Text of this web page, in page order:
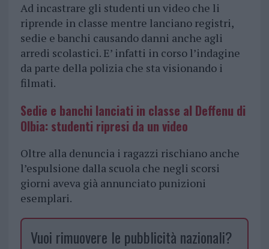
Ad incastrare gli studenti un video che li
riprende in classe mentre lanciano registri,
sedie e banchi causando danni anche agli
arredi scolastici. E’ infatti in corso l’indagine
da parte della polizia che sta visionando i
filmati.
Sedie e banchi lanciati in classe al Deffenu di
Olbia: studenti ripresi da un video
Oltre alla denuncia i ragazzi rischiano anche
l’espulsione dalla scuola che negli scorsi
giorni aveva già annunciato punizioni
esemplari.
Vuoi rimuovere le pubblicità nazionali?